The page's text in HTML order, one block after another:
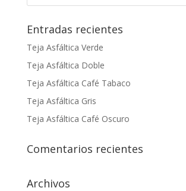
Entradas recientes
Teja Asfáltica Verde
Teja Asfáltica Doble
Teja Asfáltica Café Tabaco
Teja Asfáltica Gris
Teja Asfáltica Café Oscuro
Comentarios recientes
Archivos